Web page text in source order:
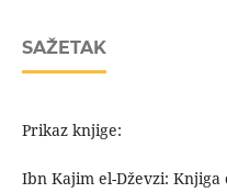
SAŽETAK
Prikaz knjige:
Ibn Kajim el-Dževzi: